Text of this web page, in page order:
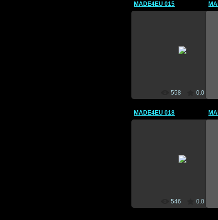
MADE4EU 015
558 0.0
MADE4EU 018
546 0.0